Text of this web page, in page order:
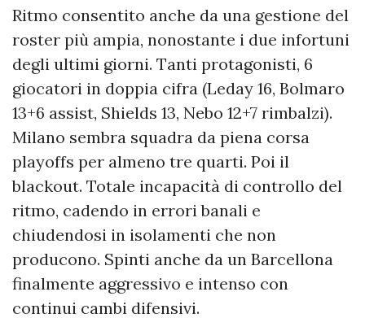
Ritmo consentito anche da una gestione del
roster più ampia, nonostante i due infortuni
degli ultimi giorni. Tanti protagonisti, 6
giocatori in doppia cifra (Leday 16, Bolmaro
13+6 assist, Shields 13, Nebo 12+7 rimbalzi).
Milano sembra squadra da piena corsa
playoffs per almeno tre quarti. Poi il
blackout. Totale incapacità di controllo del
ritmo, cadendo in errori banali e
chiudendosi in isolamenti che non
producono. Spinti anche da un Barcellona
finalmente aggressivo e intenso con
continui cambi difensivi.